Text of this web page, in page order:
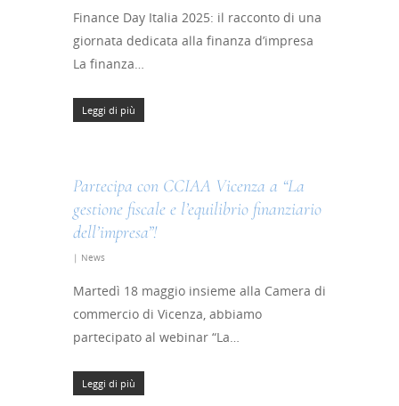
Finance Day Italia 2025: il racconto di una
giornata dedicata alla finanza d’impresa
La finanza…
Leggi di più
Partecipa con CCIAA Vicenza a “La
gestione fiscale e l’equilibrio finanziario
dell’impresa”!
| News
Martedì 18 maggio insieme alla Camera di
commercio di Vicenza, abbiamo
partecipato al webinar “La…
Leggi di più